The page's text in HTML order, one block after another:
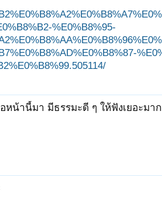
%E0%B8%95-
น้านี้มา มีธรรมะดี ๆ ให้ฟังเยอะมา